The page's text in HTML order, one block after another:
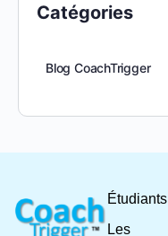
Catégories
Blog CoachTrigger
Étudiants
Les